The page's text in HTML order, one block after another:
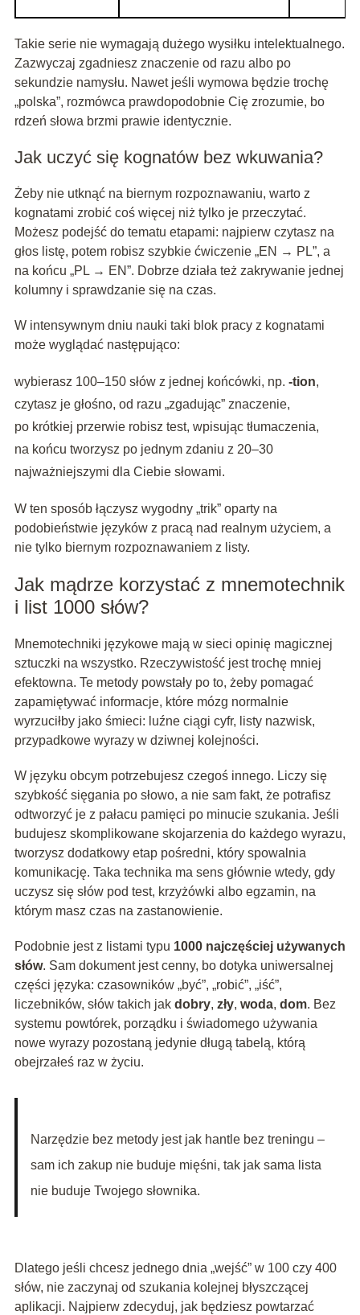
Takie serie nie wymagają dużego wysiłku intelektualnego.
Zazwyczaj zgadniesz znaczenie od razu albo po
sekundzie namysłu. Nawet jeśli wymowa będzie trochę
„polska”, rozmówca prawdopodobnie Cię zrozumie, bo
rdzeń słowa brzmi prawie identycznie.
Jak uczyć się kognatów bez wkuwania?
Żeby nie utknąć na biernym rozpoznawaniu, warto z
kognatami zrobić coś więcej niż tylko je przeczytać.
Możesz podejść do tematu etapami: najpierw czytasz na
głos listę, potem robisz szybkie ćwiczenie „EN → PL”, a
na końcu „PL → EN”. Dobrze działa też zakrywanie jednej
kolumny i sprawdzanie się na czas.
W intensywnym dniu nauki taki blok pracy z kognatami
może wyglądać następująco:
wybierasz 100–150 słów z jednej końcówki, np. -tion,
czytasz je głośno, od razu „zgadując” znaczenie,
po krótkiej przerwie robisz test, wpisując tłumaczenia,
na końcu tworzysz po jednym zdaniu z 20–30
najważniejszymi dla Ciebie słowami.
W ten sposób łączysz wygodny „trik” oparty na
podobieństwie języków z pracą nad realnym użyciem, a
nie tylko biernym rozpoznawaniem z listy.
Jak mądrze korzystać z mnemotechnik
i list 1000 słów?
Mnemotechniki językowe mają w sieci opinię magicznej
sztuczki na wszystko. Rzeczywistość jest trochę mniej
efektowna. Te metody powstały po to, żeby pomagać
zapamiętywać informacje, które mózg normalnie
wyrzuciłby jako śmieci: luźne ciągi cyfr, listy nazwisk,
przypadkowe wyrazy w dziwnej kolejności.
W języku obcym potrzebujesz czegoś innego. Liczy się
szybkość sięgania po słowo, a nie sam fakt, że potrafisz
odtworzyć je z pałacu pamięci po minucie szukania. Jeśli
budujesz skomplikowane skojarzenia do każdego wyrazu,
tworzysz dodatkowy etap pośredni, który spowalnia
komunikację. Taka technika ma sens głównie wtedy, gdy
uczysz się słów pod test, krzyżówki albo egzamin, na
którym masz czas na zastanowienie.
Podobnie jest z listami typu 1000 najczęściej używanych
słów. Sam dokument jest cenny, bo dotyka uniwersalnej
części języka: czasowników „być”, „robić”, „iść”,
liczebników, słów takich jak dobry, zły, woda, dom. Bez
systemu powtórek, porządku i świadomego używania
nowe wyrazy pozostaną jedynie długą tabelą, którą
obejrzałeś raz w życiu.
Narzędzie bez metody jest jak hantle bez treningu –
sam ich zakup nie buduje mięśni, tak jak sama lista
nie buduje Twojego słownika.
Dlatego jeśli chcesz jednego dnia „wejść” w 100 czy 400
słów, nie zaczynaj od szukania kolejnej błyszczącej
aplikacji. Najpierw zdecyduj, jak będziesz powtarzać